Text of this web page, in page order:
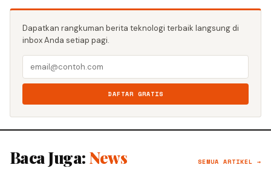
Dapatkan rangkuman berita teknologi terbaik langsung di
inbox Anda setiap pagi.
DAFTAR GRATIS
Baca Juga: News SEMUA ARTIKEL →